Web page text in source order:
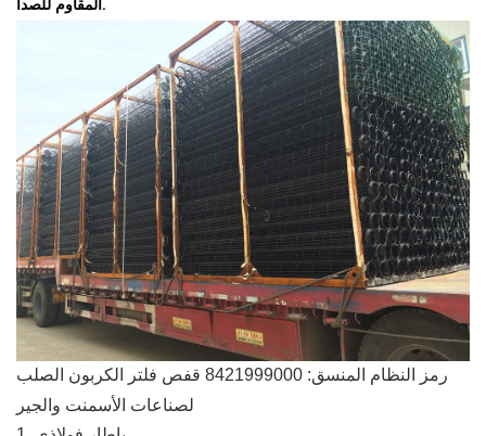
رمز النظام المنسق: 8421999000 قفص فلتر الكربون الصلب
لصناعات الأسمنت والجير